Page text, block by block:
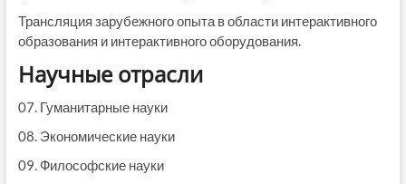
Трансляция зарубежного опыта в области интерактивного
образования и интерактивного оборудования.
Научные отрасли
07. Гуманитарные науки
08. Экономические науки
09. Философские науки